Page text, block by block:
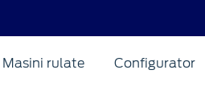
Masini rulate Configurator